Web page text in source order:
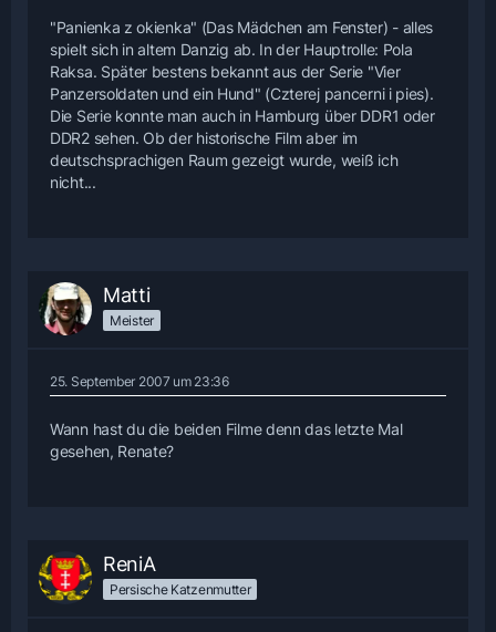
"Panienka z okienka" (Das Mädchen am Fenster) - alles
spielt sich in altem Danzig ab. In der Hauptrolle: Pola
Raksa. Später bestens bekannt aus der Serie "Vier
Panzersoldaten und ein Hund" (Czterej pancerni i pies).
Die Serie konnte man auch in Hamburg über DDR1 oder
DDR2 sehen. Ob der historische Film aber im
deutschsprachigen Raum gezeigt wurde, weiß ich
nicht...
Matti
Meister
25. September 2007 um 23:36
Wann hast du die beiden Filme denn das letzte Mal
gesehen, Renate?
ReniA
Persische Katzenmutter